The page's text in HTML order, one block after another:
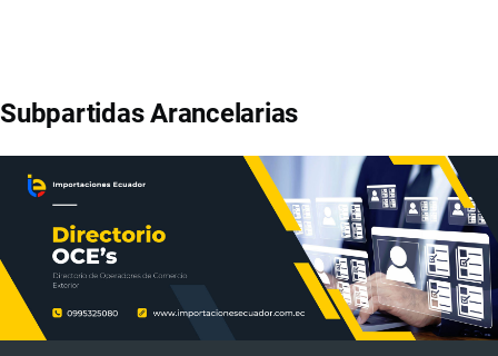
Subpartidas Arancelarias